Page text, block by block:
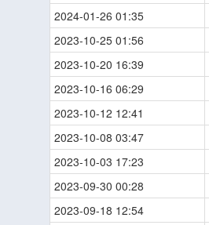
2024-01-26 01:35
2023-10-25 01:56
2023-10-20 16:39
2023-10-16 06:29
2023-10-12 12:41
2023-10-08 03:47
2023-10-03 17:23
2023-09-30 00:28
2023-09-18 12:54